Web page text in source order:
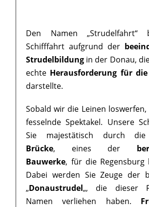
Den Namen „Strudelfahrt“
Schifffahrt aufgrund der
Strudelbildung in der Donau,
echte Herausforderung für
darstellte.
Sobald wir die Leinen
fesselnde Spektakel. Unsere
Sie majestätisch durch
Brücke, eines der
Bauwerke, für die Regensburg
Dabei werden Sie Zeuge der
„Donaustrudel„, die dieser
Namen verliehen haben.